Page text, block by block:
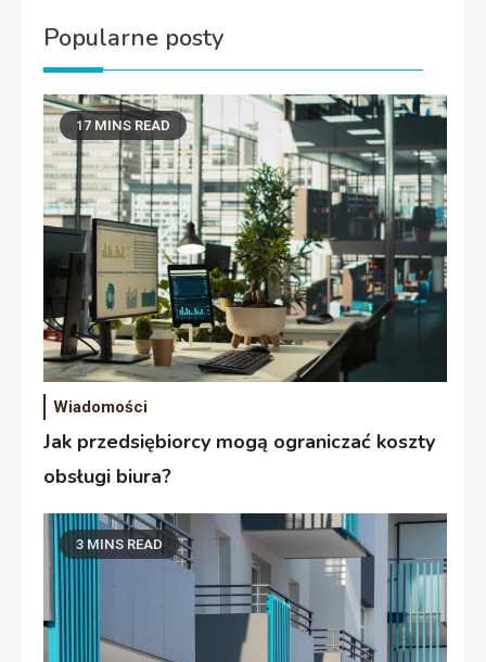
Popularne posty
17 MINS READ
Wiadomości
Jak przedsiębiorcy mogą ograniczać koszty
obsługi biura?
3 MINS READ